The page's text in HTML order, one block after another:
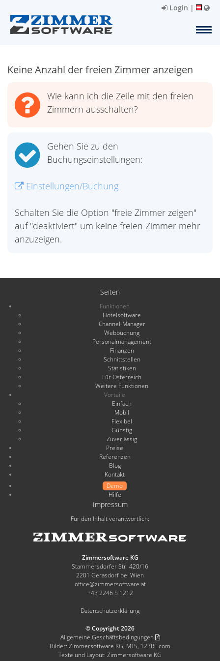
Login |
Keine Anzahl der freien Zimmer anzeigen
Wie kann ich die Zeile mit den freien
Zimmern ausschalten?
Gehen Sie zu den
Buchungseinstellungen:
Einstellungen/Buchung
Schalten Sie die Option "freie Zimmer zeigen"
auf "deaktiviert" um keine freien Zimmer mehr
anzuzeigen.
Seiten
Funktionen
Hotelsoftware
Channel-Manager
Webbuchung
Personalmanagement
Finanzen
Schnittstellen
Statistiken
Für Österreich
Weitere Funktionen
Vorteile
Einfach
Mobil
Flexibel
Günstig
Zuverlässig
Preise
Referenzen
Blog
Kontakt
Demo
Hilfe
Impressum
Für den Inhalt verantwortlich:
Zimmersoftware KG
Stammersdorfer Str. 420/16
2201 Gerasdorf bei Wien
office@zimmersoftware.at
+43 2246 5 1212
Datenschutzerklärung
© Copyright 2026
Allgemeine Geschäftsbedingungen
Bilder: Zimmersoftware KG, MTS, 123RF.com
Texte und Layout: Zimmersoftware KG